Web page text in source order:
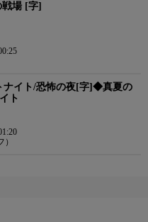
場 [字]
ナイト/恐怖の夜[字]◆真夏の
ト